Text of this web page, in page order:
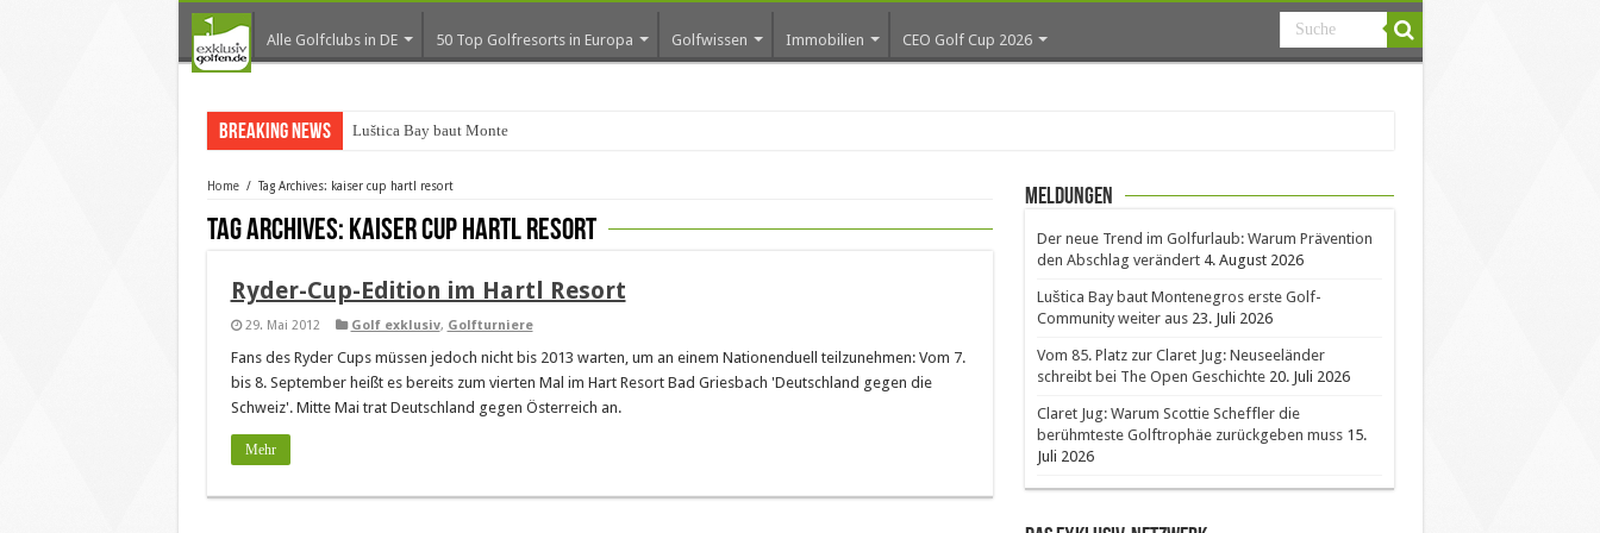
Alle Golfclubs in DE 50 Top Golfresorts in Europa Golfwissen Immobilien CEO Golf Cup 2026
Breaking News Luštica Bay baut Montenegros e
Home / Tag Archives: kaiser cup hartl resort
Tag Archives: kaiser cup hartl resort
Ryder-Cup-Edition im Hartl Resort
29. Mai 2012 Golf exklusiv, Golfturniere
Fans des Ryder Cups müssen jedoch nicht bis 2013 warten, um an einem Nationenduell teilzunehmen: Vom 7.
bis 8. September heißt es bereits zum vierten Mal im Hart Resort Bad Griesbach 'Deutschland gegen die
Schweiz'. Mitte Mai trat Deutschland gegen Österreich an.
Mehr
Meldungen
Der neue Trend im Golfurlaub: Warum Prävention
den Abschlag verändert 4. August 2026
Luštica Bay baut Montenegros erste Golf-
Community weiter aus 23. Juli 2026
Vom 85. Platz zur Claret Jug: Neuseeländer
schreibt bei The Open Geschichte 20. Juli 2026
Claret Jug: Warum Scottie Scheffler die
berühmteste Golftrophäe zurückgeben muss 15.
Juli 2026